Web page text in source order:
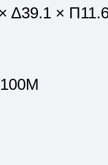
Δ39.1 ×